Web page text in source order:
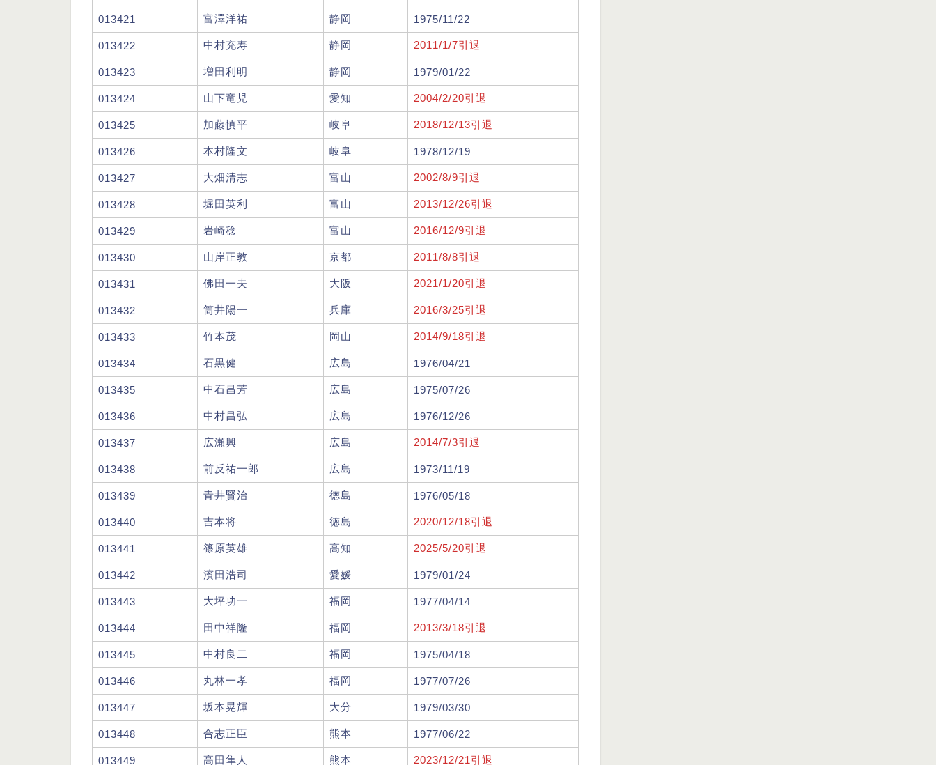
013421 富澤洋祐 静岡 1975/11/22
013422 中村充寿 静岡 2011/1/7引退
013423 増田利明 静岡 1979/01/22
013424 山下竜児 愛知 2004/2/20引退
013425 加藤慎平 岐阜 2018/12/13引退
013426 本村隆文 岐阜 1978/12/19
013427 大畑清志 富山 2002/8/9引退
013428 堀田英利 富山 2013/12/26引退
013429 岩崎稔 富山 2016/12/9引退
013430 山岸正教 京都 2011/8/8引退
013431 佛田一夫 大阪 2021/1/20引退
013432 筒井陽一 兵庫 2016/3/25引退
013433 竹本茂 岡山 2014/9/18引退
013434 石黒健 広島 1976/04/21
013435 中石昌芳 広島 1975/07/26
013436 中村昌弘 広島 1976/12/26
013437 広瀬興 広島 2014/7/3引退
013438 前反祐一郎 広島 1973/11/19
013439 青井賢治 徳島 1976/05/18
013440 吉本将 徳島 2020/12/18引退
013441 篠原英雄 高知 2025/5/20引退
013442 濱田浩司 愛媛 1979/01/24
013443 大坪功一 福岡 1977/04/14
013444 田中祥隆 福岡 2013/3/18引退
013445 中村良二 福岡 1975/04/18
013446 丸林一孝 福岡 1977/07/26
013447 坂本晃輝 大分 1979/03/30
013448 合志正臣 熊本 1977/06/22
013449 高田隼人 熊本 2023/12/21引退